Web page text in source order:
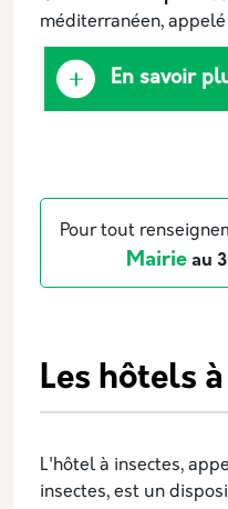
méditerranéen,
En savoir
Pour tout
Mairieau
Les hôtels
L'hôtel à insectes,
insectes, est un